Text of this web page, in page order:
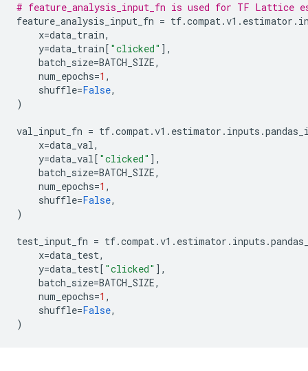
# feature_analysis_input_fn is used for TF Lattice
feature_analysis_input_fn = tf.compat.v1 . estimator .
x=data_train,
y=data_train[ "clicked" ],
batch_size=BATCH_SIZE,
num_epochs=1 ,
shuffle=False,
)
val_input_fn = tf.compat.v1 . estimator . inputs .
x=data_val,
y=data_val[ "clicked" ],
batch_size=BATCH_SIZE,
num_epochs=1 ,
shuffle=False,
)
test_input_fn = tf.compat.v1 . estimator . inputs .
x=data_test,
y=data_test[ "clicked" ],
batch_size=BATCH_SIZE,
num_epochs=1 ,
shuffle=False,
)